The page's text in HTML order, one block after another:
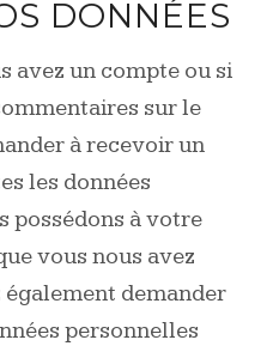
DONNÉES
avez un compte ou si
sur le
à recevoir un
les données
possédons à votre
vous nous avez
également demander
personnelles